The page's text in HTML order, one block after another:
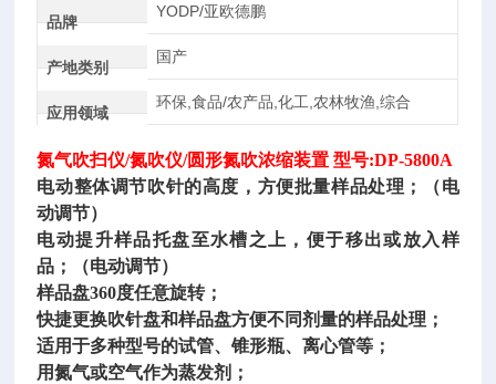
品牌
YODP/亚欧德鹏
产地类别
国产
应用领域
环保,食品/农产品,化工,农林牧渔,综合
氮气吹扫仪/氮吹仪/圆形氮吹浓缩装置 型号:DP-5800A
电动整体调节吹针的高度，方便批量样品处理；（电
动调节）
电动提升样品托盘至水槽之上，便于移出或放入样
品；（电动调节）
样品盘360度任意旋转；
快捷更换吹针盘和样品盘方便不同剂量的样品处理；
适用于多种型号的试管、锥形瓶、离心管等；
用氮气或空气作为蒸发剂；